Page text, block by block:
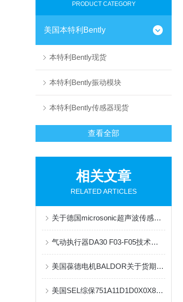
PRODUCT CATEGORY
美国本特利Bently
本特利Bently现货
本特利Bently振动模块
本特利Bently传感器现货
查看全部
相关文章
RELATED ARTICLES
关于德国microsonic超声波传感器原理分析
气动执行器DA30 F03-F05技术原理
美国葆德电机BALDOR关于货期说明
美国SEL综保751A11D1D0X0X810100正品原装